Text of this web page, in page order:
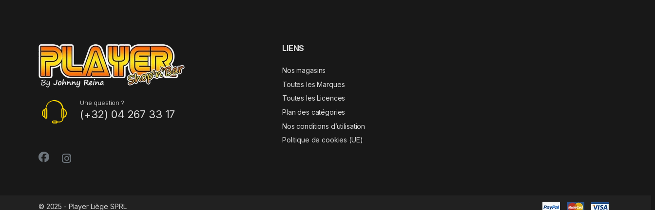
Une question ?
(+32) 04 267 33 17
LIENS
Nos magasins
Toutes les Marques
Toutes les Licences
Plan des catégories
Nos conditions d’utilisation
Politique de cookies (UE)
© 2025 - Player Liège SPRL